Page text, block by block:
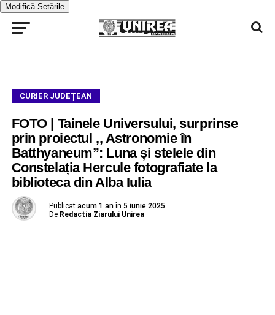
Modifică Setările
CURIER JUDEȚEAN
FOTO | Tainele Universului, surprinse
prin proiectul ,, Astronomie în
Batthyaneum”: Luna și stelele din
Constelația Hercule fotografiate la
biblioteca din Alba Iulia
Publicat acum 1 an în 5 iunie 2025
De Redactia Ziarului Unirea